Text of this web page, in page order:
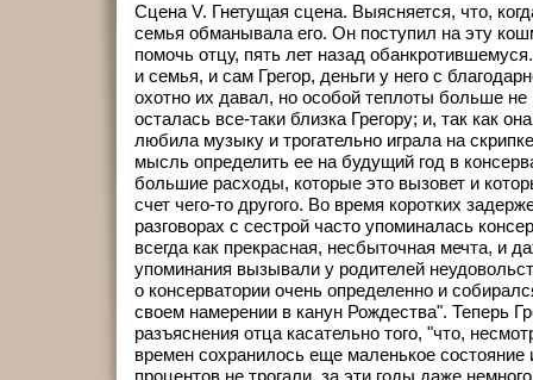
Сцена V. Гнетущая сцена. Выясняется, что,
семья обманывала его. Он поступил на эту
помочь отцу, пять лет назад
и семья, и сам Грегор, деньги у него с
охотно их давал, но особой теплоты больше не
осталась все-таки близка Грегору; и, так как
любила музыку и трогательно играла на
мысль определить ее на будущий год в
большие расходы, которые это вызовет и
счет чего-то другого. Во время коротких
разговорах с сестрой часто упоминалась
всегда как прекрасная, несбыточная мечта, и
упоминания вызывали у родителей
о консерватории очень определенно и
своем намерении в канун Рождества". Теперь
разъяснения отца касательно того, "что,
времен сохранилось еще маленькое состояние
процентов не трогали, за эти годы даже